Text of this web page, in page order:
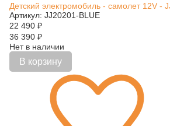
Детский электромобиль - самолет 12V -
Артикул: JJ20201-BLUE
22 490 ₽
36 390 ₽
Нет в наличии
В корзину